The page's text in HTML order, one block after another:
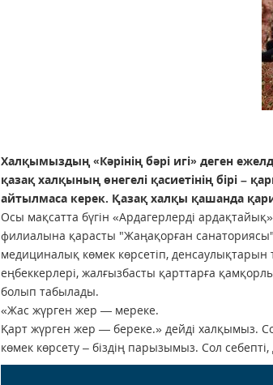
Халқымыздың «Кәрінің бәрі игі» деген
қазақ халқының өнегелі қасиетінің бірі –
айтылмаса керек. Қазақ халқы қашанда
Осы мақсатта бүгін «Ардагерлерді
филиалына қарасты "Жаңақорған
медициналық көмек көрсетіп, денсаулықтарын
еңбеккерлері, жалғызбасты қарттарға
болып табылады.
«Жас жүрген жер — мереке.
Қарт жүрген жер — береке.» дейді халқымыз.
көмек көрсету – біздің парызымыз. Сол